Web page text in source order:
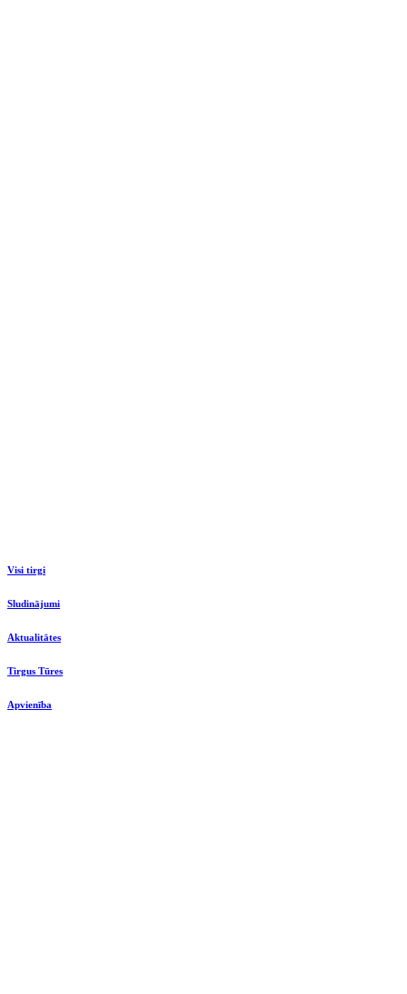
Visi tirgi
Sludinājumi
Aktualitātes
Tirgus Tūres
Apvienība